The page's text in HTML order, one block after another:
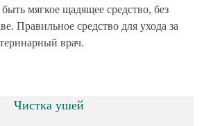
мягкое щадящее средство, без
Правильное средство для ухода за
врач.
Чистка ушей